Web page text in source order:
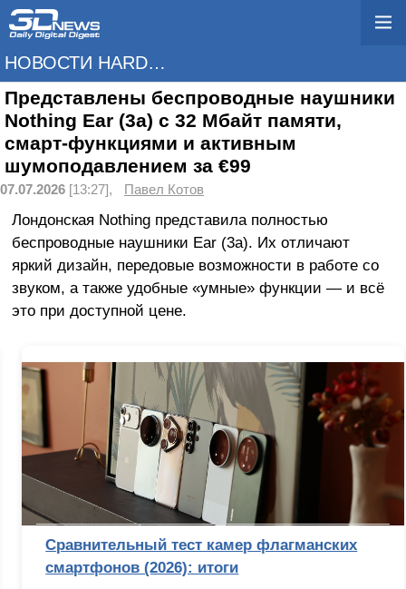
НОВОСТИ HARDWARE
Представлены беспроводные наушники
Nothing Ear (3a) с 32 Мбайт памяти,
смарт-функциями и активным
шумоподавлением за €99
07.07.2026 [13:27], Павел Котов
Лондонская Nothing представила полностью
беспроводные наушники Ear (3a). Их отличают
яркий дизайн, передовые возможности в работе со
звуком, а также удобные «умные» функции — и всё
это при доступной цене.
Сравнительный тест камер флагманских
смартфонов (2026): итоги